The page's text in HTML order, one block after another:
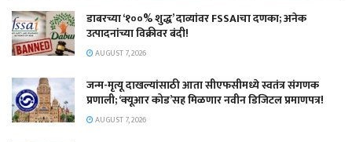
डाबरच्या ‘१००% शुद्ध’ दाव्यांवर FSSAIचा दणका; अनेक
उत्पादनांच्या विक्रीवर बंदी!
AUGUST 7, 2026
जन्म-मृत्यू दाखल्यांसाठी आता सीएफसीमध्ये स्वतंत्र संगणक
प्रणाली; ‘क्यूआर कोड’सह मिळणार नवीन डिजिटल प्रमाणपत्र!
AUGUST 7, 2026